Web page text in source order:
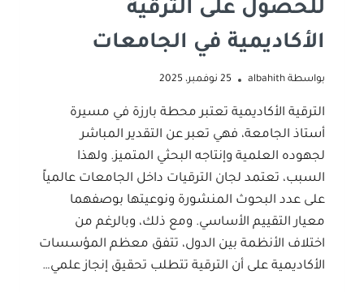
للحصول على الترقية
الأكاديمية في الجامعات
بواسطة albahith 25 نوفمبر، 2025
الترقية الأكاديمية تعتبر محطة بارزة في مسيرة
أستاذ الجامعة، فهي تعبر عن التقدير المباشر
لجهوده العلمية وإنتاجه البحثي المتميز. ولهذا
السبب، تعتمد لجان الترقيات داخل الجامعات عالمياً
على عدد البحوث المنشورة ونوعيتها بوصفهما
معيار التقييم الأساسي. ومع ذلك، وبالرغم من
اختلاف الأنظمة بين الدول، تتفق معظم المؤسسات
الأكاديمية على أن الترقية تتطلب تحقيق إنجاز علمي…